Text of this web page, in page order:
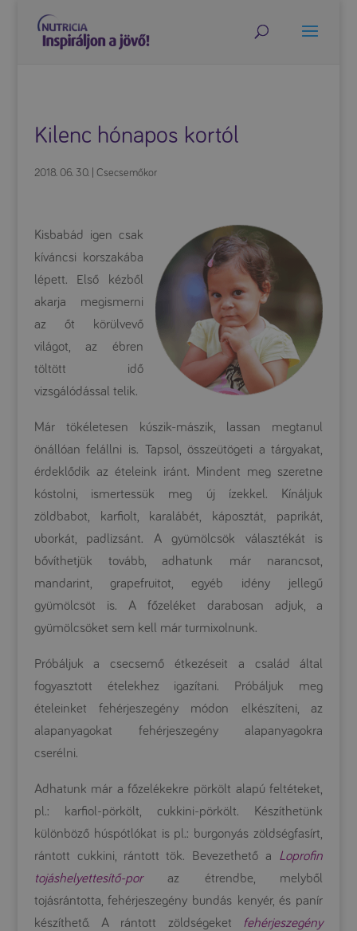
Kilenc hónapos kortól
2018. 06. 30.| Csecsemőkor
Kisbabád igen csak
kíváncsi korszakába
lépett. Első kézből
akarja megismerni
az őt körülvevő
világot, az ébren
töltött idő
vizsgálódással telik.
Már tökéletesen kúszik-mászik, lassan megtanul
önállóan felállni is. Tapsol, összeütögeti a tárgyakat,
érdeklődik az ételeink iránt. Mindent meg szeretne
kóstolni, ismertessük meg új ízekkel. Kínáljuk
zöldbabot, karfiolt, karalábét, káposztát, paprikát,
uborkát, padlizsánt. A gyümölcsök választékát is
bővíthetjük tovább, adhatunk már narancsot,
mandarint, grapefruitot, egyéb idény jellegű
gyümölcsöt is. A főzeléket darabosan adjuk, a
gyümölcsöket sem kell már turmixolnunk.
Próbáljuk a csecsemő étkezéseit a család által
fogyasztott ételekhez igazítani. Próbáljuk meg
ételeinket fehérjeszegény módon elkészíteni, az
alapanyagokat fehérjeszegény alapanyagokra
cserélni.
Adhatunk már a főzelékekre pörkölt alapú feltéteket,
pl.: karfiol-pörkölt, cukkini-pörkölt. Készíthetünk
különböző húspótlókat is pl.: burgonyás zöldségfasírt,
rántott cukkini, rántott tök. Bevezethető a Loprofin
tojáshelyettesítő-poraz étrendbe, melyből
tojásrántotta, fehérjeszegény bundás kenyér, és panír
készíthető. A rántott zöldségeket fehérjeszegény